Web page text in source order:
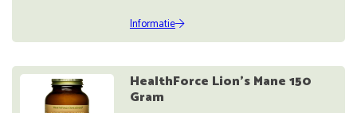
Informatie
HealthForce Lion's Mane 150
Gram